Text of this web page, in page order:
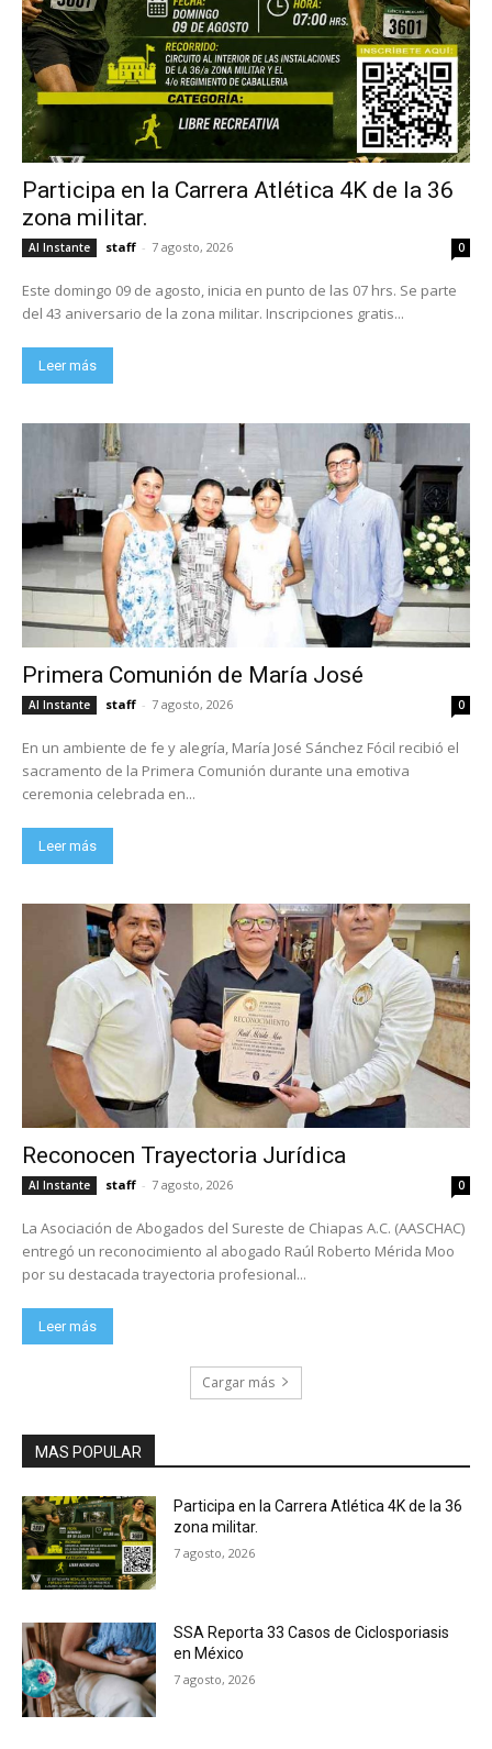
Participa en la Carrera Atlética 4K de la 36
zona militar.
Al Instante staff - 7 agosto, 2026 0
Este domingo 09 de agosto, inicia en punto de las 07 hrs. Se parte
del 43 aniversario de la zona militar. Inscripciones gratis...
Leer más
Primera Comunión de María José
Al Instante staff - 7 agosto, 2026 0
En un ambiente de fe y alegría, María José Sánchez Fócil recibió el
sacramento de la Primera Comunión durante una emotiva
ceremonia celebrada en...
Leer más
Reconocen Trayectoria Jurídica
Al Instante staff - 7 agosto, 2026 0
La Asociación de Abogados del Sureste de Chiapas A.C. (AASCHAC)
entregó un reconocimiento al abogado Raúl Roberto Mérida Moo
por su destacada trayectoria profesional...
Leer más
Cargar más
MAS POPULAR
Participa en la Carrera Atlética 4K de la 36
zona militar.
7 agosto, 2026
SSA Reporta 33 Casos de Ciclosporiasis
en México
7 agosto, 2026